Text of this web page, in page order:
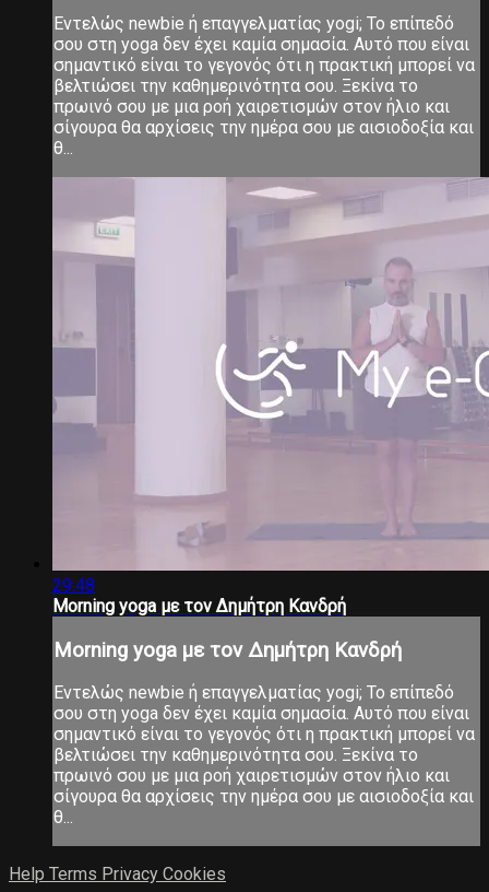
Εντελώς newbie ή επαγγελματίας yogi; Το επίπεδό
σου στη yoga δεν έχει καμία σημασία. Αυτό που είναι
σημαντικό είναι το γεγονός ότι η πρακτική μπορεί να
βελτιώσει την καθημερινότητα σου. Ξεκίνα το
πρωινό σου με μια ροή χαιρετισμών στον ήλιο και
σίγουρα θα αρχίσεις την ημέρα σου με αισιοδοξία και
θ...
29:48
Morning yoga με τον Δημήτρη Κανδρή
Morning yoga με τον Δημήτρη Κανδρή
Εντελώς newbie ή επαγγελματίας yogi; Το επίπεδό
σου στη yoga δεν έχει καμία σημασία. Αυτό που είναι
σημαντικό είναι το γεγονός ότι η πρακτική μπορεί να
βελτιώσει την καθημερινότητα σου. Ξεκίνα το
πρωινό σου με μια ροή χαιρετισμών στον ήλιο και
σίγουρα θα αρχίσεις την ημέρα σου με αισιοδοξία και
θ...
Help Terms Privacy Cookies